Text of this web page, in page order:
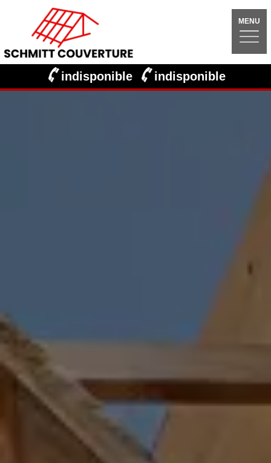
MENU
indisponible indisponible